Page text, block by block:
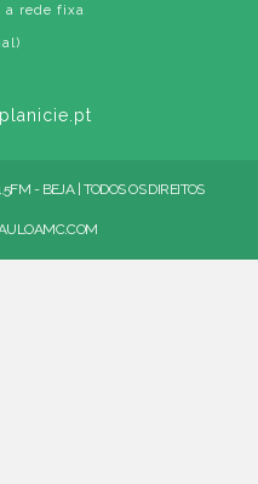
a rede fixa
- BEJA | TODOS OS DIREITOS